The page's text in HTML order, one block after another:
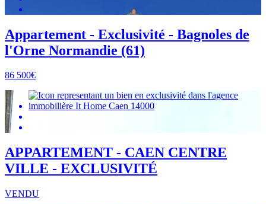
Appartement - Exclusivité - Bagnoles de
l'Orne Normandie (61)
86 500€
APPARTEMENT - CAEN CENTRE
VILLE - EXCLUSIVITÉ
VENDU